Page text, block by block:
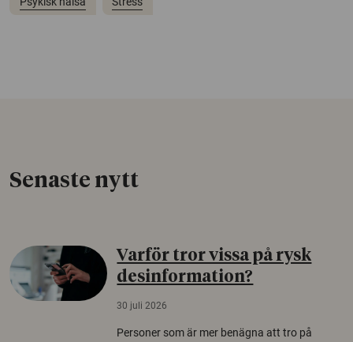
Senaste nytt
Varför tror vissa på rysk
desinformation?
30 juli 2026
Personer som är mer benägna att tro på